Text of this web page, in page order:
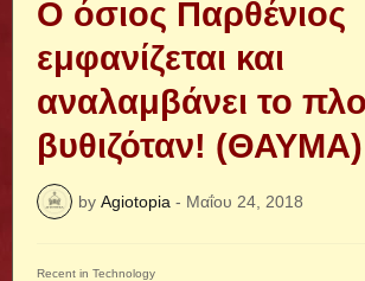
Ο όσιος Παρθένιος
εμφανίζεται και
αναλαμβάνει το
βυθιζόταν! (ΘΑΥΜΑ)
by Agiotopia - Μαΐου 24, 2018
Recent in Technology